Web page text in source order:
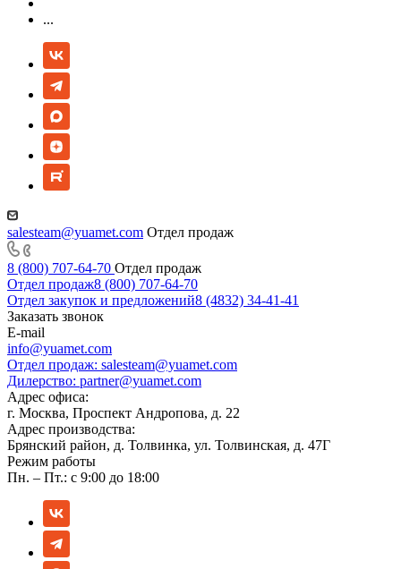
...
salesteam@yuamet.com Отдел продаж
8 (800) 707-64-70 Отдел продаж
Отдел продаж8 (800) 707-64-70
Отдел закупок и предложений8 (4832) 34-41-41
Заказать звонок
E-mail
info@yuamet.com
Отдел продаж: salesteam@yuamet.com
Дилерство: partner@yuamet.com
Адрес офиса:
г. Москва, Проспект Андропова, д. 22
Адрес производства:
Брянский район, д. Толвинка, ул. Толвинская, д. 47Г
Режим работы
Пн. – Пт.: с 9:00 до 18:00